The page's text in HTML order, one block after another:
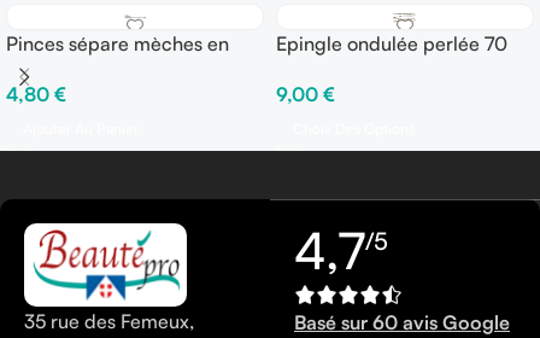
Pinces sépare mèches en
ALU 9 cm – Sachet de 12
pinces
4,80 €
Epingle ondulée perlée 70
9,00 €
35 rue des Femeux,
4,7/5
Basé sur 60 avis Google